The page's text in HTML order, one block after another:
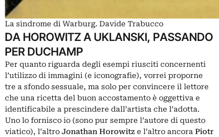
La sindrome di Warburg. Davide Trabucco
DA HOROWITZ A UKLANSKI, PASSANDO
PER DUCHAMP
Per quanto riguarda degli esempi riusciti concernenti
l’utilizzo di immagini (e iconografie), vorrei proporne
tre a sfondo sessuale, ma solo per convincere il lettore
che una ricetta del buon accostamento è oggettiva e
identificabile a prescindere dall’artista che l’adotta.
Uno lo fornisco io (sono pur sempre l’autore di questo
viatico), l’altro Jonathan Horowitz e l’altro ancora Piotr